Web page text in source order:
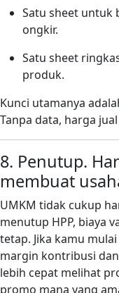
Satu sheet untuk
ongkir.
Satu sheet
produk.
Kunci utamanya
Tanpa data, harga
8. Penutup.
membuat
UMKM tidak cukup
menutup HPP, biaya
tetap. Jika kamu
margin kontribusi
lebih cepat melihat
promo mana yang